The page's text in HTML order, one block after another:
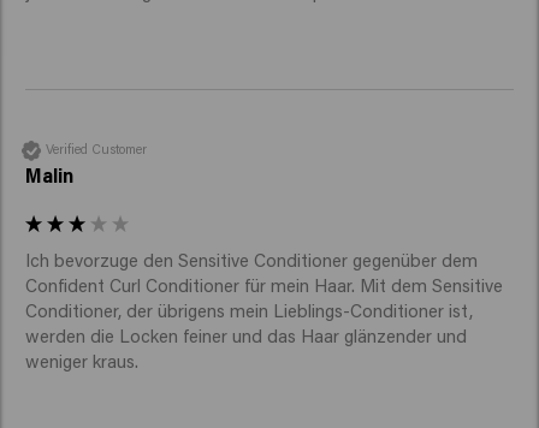
Verified Customer
Malin
Ich bevorzuge den Sensitive Conditioner gegenüber dem
Confident Curl Conditioner für mein Haar. Mit dem Sensitive
Conditioner, der übrigens mein Lieblings-Conditioner ist,
werden die Locken feiner und das Haar glänzender und
weniger kraus.